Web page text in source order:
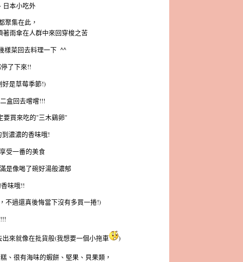
日本小吃外
聚集在此，
雨傘在人群中來回穿梭之苦
樣菜回去料理一下 ^^
了下來!!
好是草莓季節!)
盒回去嚐嚐!!!
要買來吃的"三木鷄卵"
濃濃的香味哦!
受一番的美食
是像喝了碗好湯般濃郁
味哦!!
不過還真後悔當下沒有多買一捲!)
來就像在批貨般(我想要一個小拖車 )
、很有海味的蝦餅、堅果、貝果類，